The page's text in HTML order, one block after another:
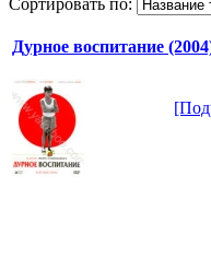
Сортировать по:
Дурное воспитание